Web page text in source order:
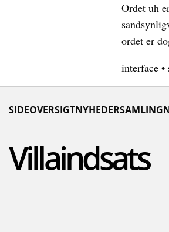
Ordet uh
ordet er
interface •
Villaindsats
SIDEOVERSIGTNYHEDERSAMLING